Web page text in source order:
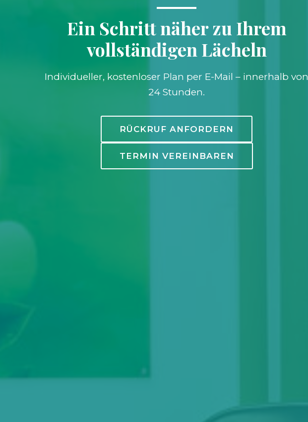
Ein Schritt näher zu Ihrem
vollständigen Lächeln
Individueller, kostenloser Plan per E-Mail – innerhalb von
24 Stunden.
RÜCKRUF ANFORDERN
TERMIN VEREINBAREN